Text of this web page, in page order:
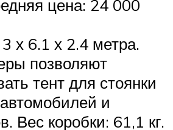
цена: 24 000
х 6.1 х 2.4 метра.
позволяют
тент для стоянки
и
Вес коробки: 61,1 кг.